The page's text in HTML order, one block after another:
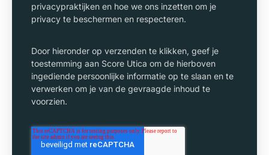
privacypraktijken en hoe we ons inzetten om je
privacy te beschermen en respecteren.
Door hieronder op verzenden te klikken, geef je
toestemming aan Score Utica om de hierboven
ingediende persoonlijke informatie op te slaan en te
verwerken om je van de gevraagde inhoud te
voorzien.